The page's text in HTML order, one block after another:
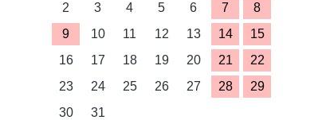
2
3 4 5 6 7
8
9
10 11 12 13 14
15
16
17 18 19 20 21
22
23
24 25 26 27 28
29
30
31